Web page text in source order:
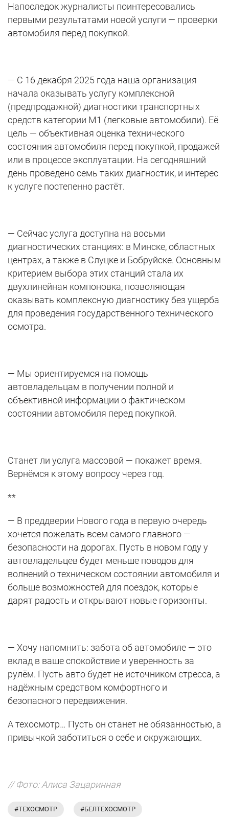
Напоследок журналисты поинтересовались
первыми результатами новой услуги — проверки
автомобиля перед покупкой.
— С 16 декабря 2025 года наша организация
начала оказывать услугу комплексной
(предпродажной) диагностики транспортных
средств категории М1 (легковые автомобили). Её
цель — объективная оценка технического
состояния автомобиля перед покупкой, продажей
или в процессе эксплуатации. На сегодняшний
день проведено семь таких диагностик, и интерес
к услуге постепенно растёт.
— Сейчас услуга доступна на восьми
диагностических станциях: в Минске, областных
центрах, а также в Слуцке и Бобруйске. Основным
критерием выбора этих станций стала их
двухлинейная компоновка, позволяющая
оказывать комплексную диагностику без ущерба
для проведения государственного технического
осмотра.
— Мы ориентируемся на помощь
автовладельцам в получении полной и
объективной информации о фактическом
состоянии автомобиля перед покупкой.
Станет ли услуга массовой — покажет время.
Вернёмся к этому вопросу через год.
**
— В преддверии Нового года в первую очередь
хочется пожелать всем самого главного —
безопасности на дорогах. Пусть в новом году у
автовладельцев будет меньше поводов для
волнений о техническом состоянии автомобиля и
больше возможностей для поездок, которые
дарят радость и открывают новые горизонты.
— Хочу напомнить: забота об автомобиле — это
вклад в ваше спокойствие и уверенность за
рулём. Пусть авто будет не источником стресса, а
надёжным средством комфортного и
безопасного передвижения.
А техосмотр… Пусть он станет не обязанностью, а
привычкой заботиться о себе и окружающих.
// Фото: Алиса Зацаринная
#ТЕХОСМОТР #БЕЛТЕХОСМОТР